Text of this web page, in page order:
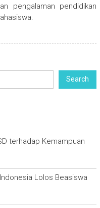
pengalaman pendidikan
Search
terhadap Kemampuan
Lolos Beasiswa